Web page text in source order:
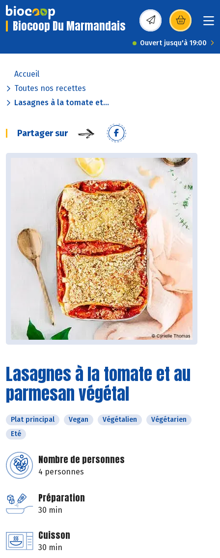
Biocoop Du Marmandais (s’ouvre dans une
Ouvert jusqu'à 19:00
Accueil
Toutes nos recettes
Lasagnes à la tomate et...
Partager sur
Lasagnes à la tomate et au
parmesan végétal
Plat principal Vegan Végétalien
Végétarien
Eté
Nombre de personnes
4 personnes
Préparation
30 min
Cuisson
30 min